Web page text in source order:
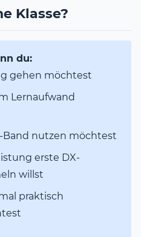
Klasse?
du:
gehen möchtest
Lernaufwand
Band nutzen möchtest
erste DX-
willst
praktisch